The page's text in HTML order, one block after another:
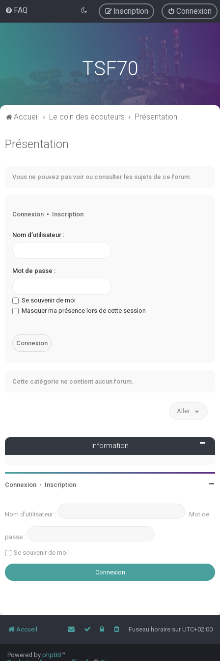
FAQ Connexion
Inscription
TSF70
Accueil Le coin des écouteurs Présentation
Présentation
Vous ne pouvez pas voir ou consulter les sujets de ce forum.
Connexion • Inscription
Nom d’utilisateur :
Mot de passe :
Se souvenir de moi
Masquer ma présence lors de cette session
Cette catégorie ne contient aucun forum.
Aller
Information
Connexion • Inscription
Nom d’utilisateur : Mot de
passe :
Se souvenir de moi
Accueil Fuseau horaire sur UTC+02:00
Powered by phpBB™